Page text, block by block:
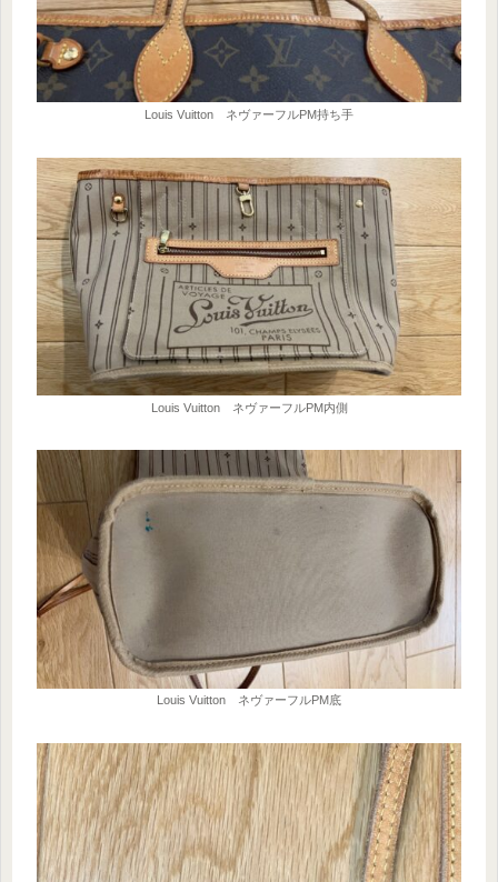
Louis Vuitton ネヴァーフルPM持ち手
Louis Vuitton ネヴァーフルPM内側
Louis Vuitton ネヴァーフルPM底